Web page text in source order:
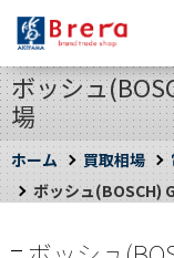
ボッシュ
場
ホーム 買取相場
ボッシュ(BOSCH)